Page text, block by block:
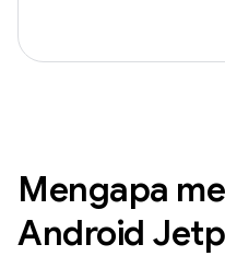
Mengapa
Android